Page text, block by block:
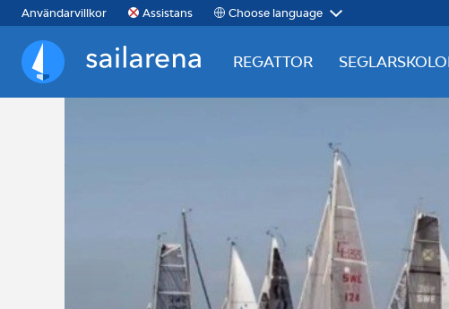
Användarvillkor Assistans Choose language
Sailarena
REGATTOR